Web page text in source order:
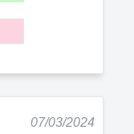
07/03/2024